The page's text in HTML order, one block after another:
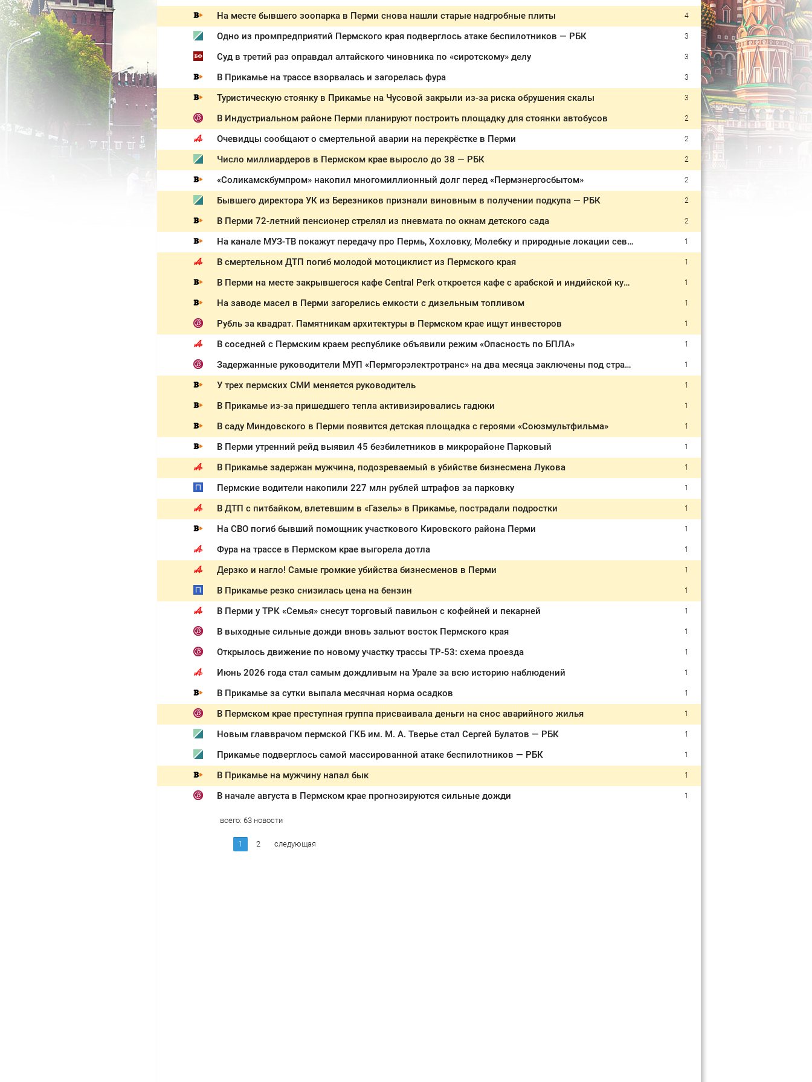
4
На месте бывшего зоопарка в Перми снова нашли старые надгробные плиты
3
Одно из промпредприятий Пермского края подверглось атаке беспилотников — РБК
3
Суд в третий раз оправдал алтайского чиновника по «сиротскому» делу
3
В Прикамье на трассе взорвалась и загорелась фура
3
Туристическую стоянку в Прикамье на Чусовой закрыли из-за риска обрушения скалы
2
В Индустриальном районе Перми планируют построить площадку для стоянки автобусов
2
Очевидцы сообщают о смертельной аварии на перекрёстке в Перми
2
Число миллиардеров в Пермском крае выросло до 38 — РБК
2
«Соликамскбумпром» накопил многомиллионный долг перед «Пермэнергосбытом»
2
Бывшего директора УК из Березников признали виновным в получении подкупа — РБК
2
В Перми 72-летний пенсионер стрелял из пневмата по окнам детского сада
1
На канале МУЗ-ТВ покажут передачу про Пермь, Хохловку, Молебку и природные локации севера Прикамья
1
В смертельном ДТП погиб молодой мотоциклист из Пермского края
1
В Перми на месте закрывшегося кафе Central Perk откроется кафе с арабской и индийской кухней
1
На заводе масел в Перми загорелись емкости с дизельным топливом
1
Рубль за квадрат. Памятникам архитектуры в Пермском крае ищут инвесторов
1
В соседней с Пермским краем республике объявили режим «Опасность по БПЛА»
1
Задержанные руководители МУП «Пермгорэлектротранс» на два месяца заключены под стражу
1
У трех пермских СМИ меняется руководитель
1
В Прикамье из-за пришедшего тепла активизировались гадюки
1
В саду Миндовского в Перми появится детская площадка с героями «Союзмультфильма»
1
В Перми утренний рейд выявил 45 безбилетников в микрорайоне Парковый
1
В Прикамье задержан мужчина, подозреваемый в убийстве бизнесмена Лукова
1
Пермские водители накопили 227 млн рублей штрафов за парковку
1
В ДТП с питбайком, влетевшим в «Газель» в Прикамье, пострадали подростки
1
На СВО погиб бывший помощник участкового Кировского района Перми
1
Фура на трассе в Пермском крае выгорела дотла
1
Дерзко и нагло! Самые громкие убийства бизнесменов в Перми
1
В Прикамье резко снизилась цена на бензин
1
В Перми у ТРК «Семья» снесут торговый павильон с кофейней и пекарней
1
В выходные сильные дожди вновь зальют восток Пермского края
1
Открылось движение по новому участку трассы ТР-53: схема проезда
1
Июнь 2026 года стал самым дождливым на Урале за всю историю наблюдений
1
В Прикамье за сутки выпала месячная норма осадков
1
В Пермском крае преступная группа присваивала деньги на снос аварийного жилья
1
Новым главврачом пермской ГКБ им. М. А. Тверье стал Сергей Булатов — РБК
1
Прикамье подверглось самой массированной атаке беспилотников — РБК
1
В Прикамье на мужчину напал бык
1
В начале августа в Пермском крае прогнозируются сильные дожди
всего: 63 новости
1 2 следующая